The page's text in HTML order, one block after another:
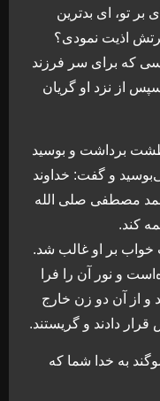
تو، ای بدترین
اذیت نمودی؟
که برای سر فرزند
از نزد او گریان
برداشت و بوسید
و گفت: خداوند
مصطفی صلی الله
کند.
بر او غالب شد.
و نور آن را فرا
و از آن دو زن خارج
دادند و گریستند.
به خدا شما که